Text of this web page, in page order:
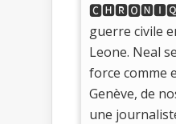
guerre civile
Leone. Neal
force comme
Genève, de
une